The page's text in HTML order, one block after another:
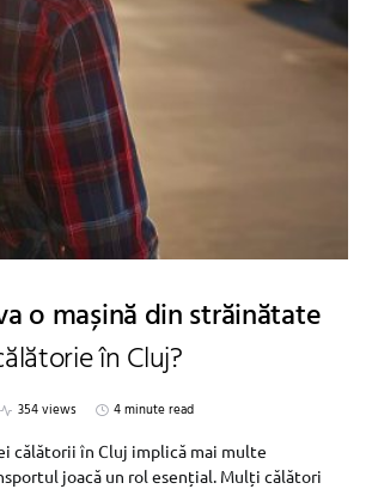
o mașină din străinătate
în Cluj?
354 views
4 minute read
călătorii în Cluj implică mai multe
joacă un rol esențial. Mulți călători